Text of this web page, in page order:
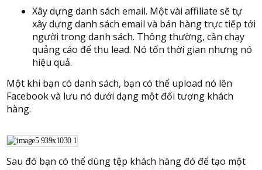
Xây dựng danh sách email. Một vài affiliate sẽ tự
xây dựng danh sách email và bán hàng trực tiếp tới
người trong danh sách. Thông thường, cần chạy
quảng cáo để thu lead. Nó tốn thời gian nhưng nó
hiệu quả.
Một khi bạn có danh sách, bạn có thể upload nó lên
Facebook và lưu nó dưới dạng một đối tượng khách
hàng.
Sau đó bạn có thể dùng tệp khách hàng đó để tạo một